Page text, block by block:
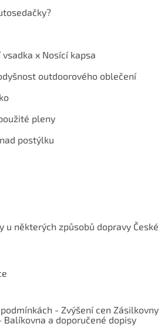
x Nosící kapsa
outdoorového oblečení
pleny
postýlku
u některých způsobů dopravy České
- Zvýšení cen Zásilkovny
a doporučené dopisy